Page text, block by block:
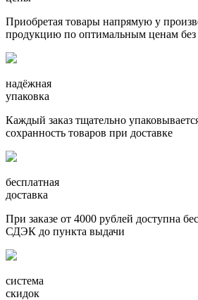
Приобретая товары напрямую у
продукцию по оптимальным ценам без
надёжная
упаковка
Каждый заказ тщательно
сохранность товаров при доставке
бесплатная
доставка
При заказе от 4000 рублей доступна
СДЭК до пункта выдачи
система
скидок